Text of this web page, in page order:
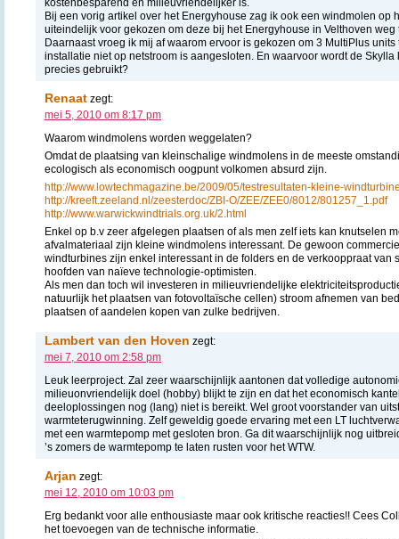
Bij een vorig artikel over het Energyhouse zag ik ook een windmolen op
uiteindelijk voor gekozen om deze bij het Energyhouse in Velthoven weg
Daarnaast vroeg ik mij af waarom ervoor is gekozen om 3 MultiPlus
installatie niet op netstroom is aangesloten. En waarvoor wordt de
precies gebruikt?
Renaat zegt:
mei 5, 2010 om 8:17 pm
Waarom windmolens worden weggelaten?
Omdat de plaatsing van kleinschalige windmolens in de meeste
ecologisch als economisch oogpunt volkomen absurd zijn.
http://www.lowtechmagazine.be/2009/05/testresultaten-kleine-
http://kreeft.zeeland.nl/zeesterdoc/ZBI-O/ZEE/ZEE0/8012/801257_1.pdf
http://www.warwickwindtrials.org.uk/2.html
Enkel op b.v zeer afgelegen plaatsen of als men zelf iets kan knutselen
afvalmateriaal zijn kleine windmolens interessant. De gewoon
windturbines zijn enkel interessant in de folders en de verkooppraat van
hoofden van naïeve technologie-optimisten.
Als men dan toch wil investeren in milieuvriendelijke
natuurlijk het plaatsen van fotovoltaïsche cellen) stroom afnemen van
plaatsen of aandelen kopen van zulke bedrijven.
Lambert van den Hoven zegt:
mei 7, 2010 om 2:58 pm
Leuk leerproject. Zal zeer waarschijnlijk aantonen dat volledige
milieuonvriendelijk doel (hobby) blijkt te zijn en dat het economisch
deeloplossingen nog (lang) niet is bereikt. Wel groot voorstander van
warmteterugwinning. Zelf geweldig goede ervaring met een LT
met een warmtepomp met gesloten bron. Ga dit waarschijnlijk nog
’s zomers de warmtepomp te laten rusten voor het WTW.
Arjan zegt:
mei 12, 2010 om 10:03 pm
Erg bedankt voor alle enthousiaste maar ook kritische reacties!! Cees
het toevoegen van de technische informatie.